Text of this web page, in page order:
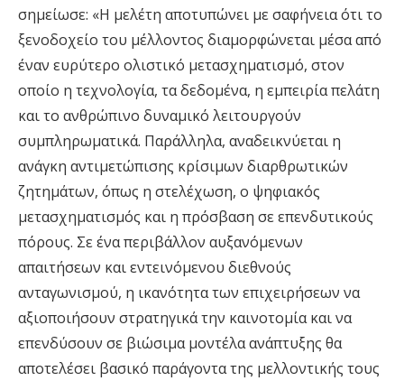
σημείωσε: «Η μελέτη αποτυπώνει με σαφήνεια ότι το
ξενοδοχείο του μέλλοντος διαμορφώνεται μέσα από
έναν ευρύτερο ολιστικό μετασχηματισμό, στον
οποίο η τεχνολογία, τα δεδομένα, η εμπειρία πελάτη
και το ανθρώπινο δυναμικό λειτουργούν
συμπληρωματικά. Παράλληλα, αναδεικνύεται η
ανάγκη αντιμετώπισης κρίσιμων διαρθρωτικών
ζητημάτων, όπως η στελέχωση, ο ψηφιακός
μετασχηματισμός και η πρόσβαση σε επενδυτικούς
πόρους. Σε ένα περιβάλλον αυξανόμενων
απαιτήσεων και εντεινόμενου διεθνούς
ανταγωνισμού, η ικανότητα των επιχειρήσεων να
αξιοποιήσουν στρατηγικά την καινοτομία και να
επενδύσουν σε βιώσιμα μοντέλα ανάπτυξης θα
αποτελέσει βασικό παράγοντα της μελλοντικής τους